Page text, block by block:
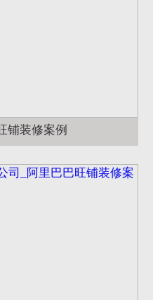
铺装修案例